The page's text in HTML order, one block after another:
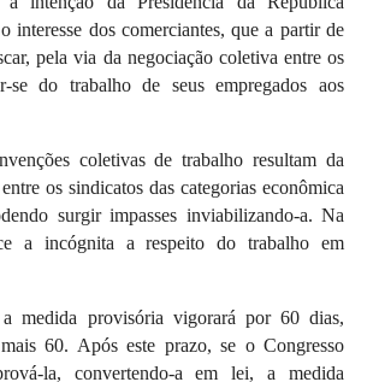
interesse dos comerciantes, que a partir de
pela via da negociação coletiva entre os
se do trabalho de seus empregados aos
coletivas de trabalho resultam da
os sindicatos das categorias econômica
surgir impasses inviabilizando-a. Na
a incógnita a respeito do trabalho em
a medida provisória vigorará por 60 dias,
60. Após este prazo, se o Congresso
la, convertendo-a em lei, a medida